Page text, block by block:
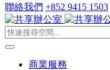
聯絡我們 +852 9415 1503
商業服務